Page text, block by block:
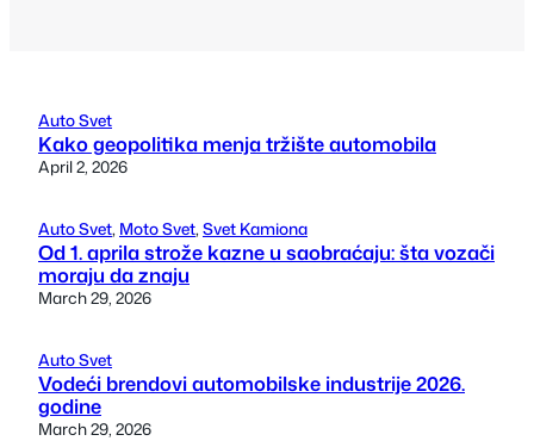
Auto Svet
Kako geopolitika menja tržište automobila
April 2, 2026
Auto Svet, Moto Svet, Svet Kamiona
Od 1. aprila strože kazne u saobraćaju: šta vozači
moraju da znaju
March 29, 2026
Auto Svet
Vodeći brendovi automobilske industrije 2026.
godine
March 29, 2026